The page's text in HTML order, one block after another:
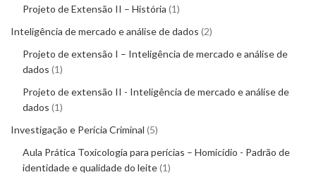
Projeto de Extensão II – História 1
Inteligência de mercado e análise de dados 2
Projeto de extensão I – Inteligência de mercado e análise de
dados 1
Projeto de extensão II - Inteligência de mercado e análise de
dados 1
Investigação e Perícia Criminal 5
Aula Prática Toxicologia para perícias – Homicídio - Padrão de
identidade e qualidade do leite 1